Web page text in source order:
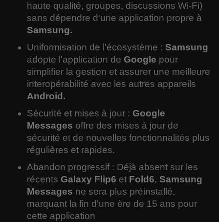
haute qualité, groupes, discussions Wi-Fi)
sans dépendre d'une application propre à
Samsung.
Uniformisation de l'écosystème : Samsung
adopte l'application de Google pour
simplifier la gestion et assurer une meilleure
interopérabilité avec les autres appareils
Android.
Sécurité et mises à jour : Google
Messages offre des mises à jour de
sécurité et de nouvelles fonctionnalités plus
régulières et rapides.
Abandon progressif : Déjà absent sur les
récents Galaxy Flip6 et Fold6, Samsung
Messages ne sera plus préinstallé,
marquant la fin d'une ère de 15 ans pour
cette application